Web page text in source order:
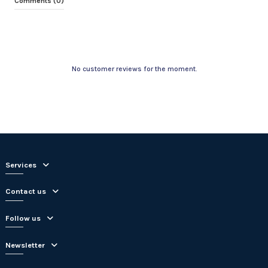
No customer reviews for the moment.
Services
Contact us
Follow us
Newsletter